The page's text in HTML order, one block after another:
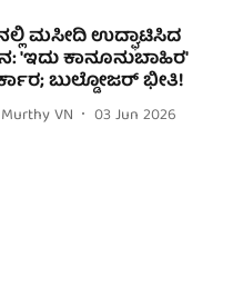
ಮಸೀದಿ ಉದ್ಘಾಟಿಸಿದ
'ಇದು ಕಾನೂನುಬಾಹಿರ'
ಬುಲ್ಡೋಜರ್ ಭೀತಿ!
VN 03 Jun 2026